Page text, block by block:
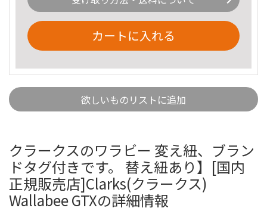
カートに入れる
欲しいものリストに追加
クラークスのワラビー 変え紐、ブラン
ドタグ付きです。 替え紐あり】[国内
正規販売店]Clarks(クラークス)
Wallabee GTXの詳細情報